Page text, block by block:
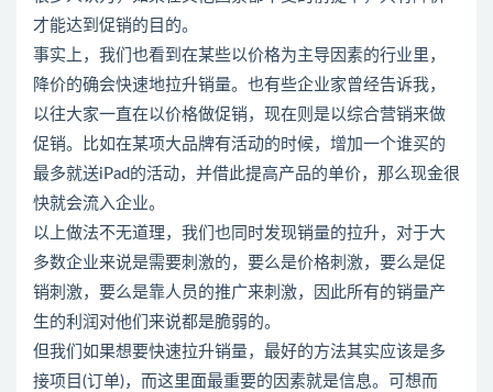
才能达到促销的目的。
事实上，我们也看到在某些以价格为主导因素的行业里，
降价的确会快速地拉升销量。也有些企业家曾经告诉我，
以往大家一直在以价格做促销，现在则是以综合营销来做
促销。比如在某项大品牌有活动的时候，增加一个谁买的
最多就送iPad的活动，并借此提高产品的单价，那么现金很
快就会流入企业。
以上做法不无道理，我们也同时发现销量的拉升，对于大
多数企业来说是需要刺激的，要么是价格刺激，要么是促
销刺激，要么是靠人员的推广来刺激，因此所有的销量产
生的利润对他们来说都是脆弱的。
但我们如果想要快速拉升销量，最好的方法其实应该是多
接项目(订单)，而这里面最重要的因素就是信息。可想而